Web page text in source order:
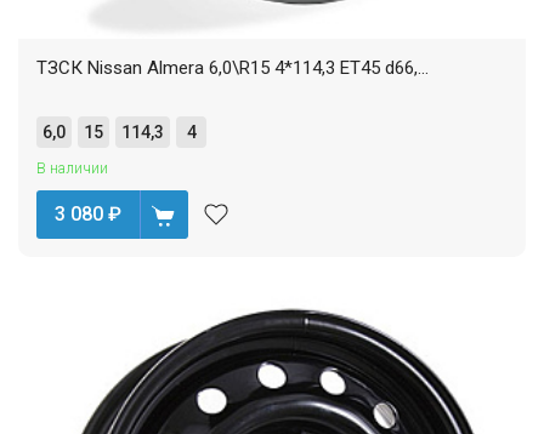
ТЗСК Nissan Almera 6,0\R15 4*114,3 ET45 d66,...
6,0 15 114,3 4
В наличии
3 080 ₽